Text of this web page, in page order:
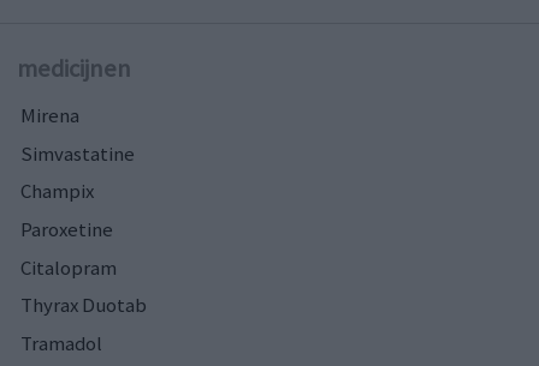
medicijnen
Mirena
Simvastatine
Champix
Paroxetine
Citalopram
Thyrax Duotab
Tramadol